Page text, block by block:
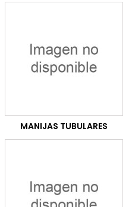
MANIJAS TUBULARES